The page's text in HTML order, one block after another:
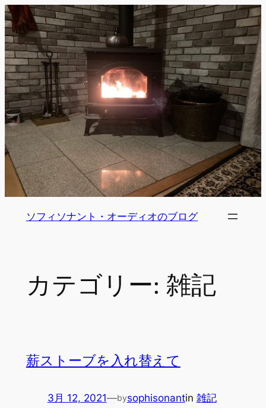
内
容
を
ス
キ
ッ
プ
ソフィソナント・オーディオのブログ
カテゴリー: 雑記
薪ストーブを入れ替えて
3月 12, 2021—bysophisonantin 雑記